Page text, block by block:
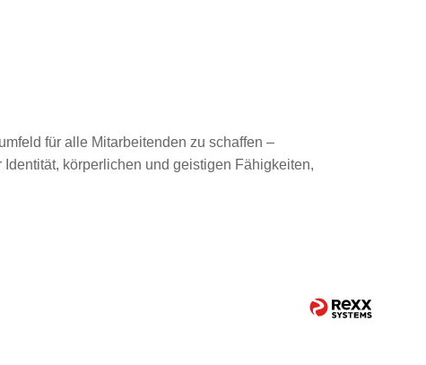
für alle Mitarbeitenden zu schaffen –
körperlichen und geistigen Fähigkeiten,